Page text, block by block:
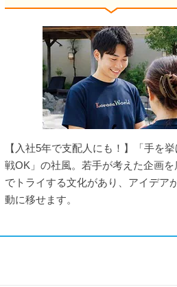
【入社5年で支配人にも！】「手を
戦OK」の社風。若手が考えた企画を
でトライする文化があり、アイデア
動に移せます。